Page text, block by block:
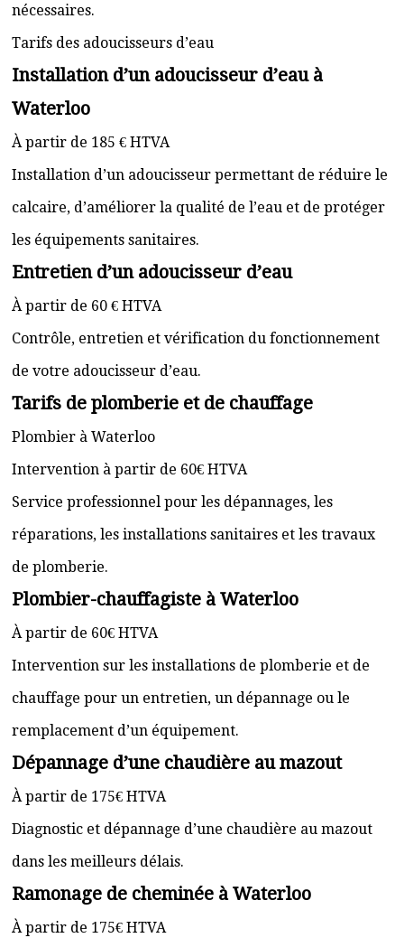
nécessaires.
Tarifs des adoucisseurs d’eau
Installation d’un adoucisseur d’eau à
Waterloo
À partir de 185 € HTVA
Installation d’un adoucisseur permettant de réduire le
calcaire, d’améliorer la qualité de l’eau et de protéger
les équipements sanitaires.
Entretien d’un adoucisseur d’eau
À partir de 60 € HTVA
Contrôle, entretien et vérification du fonctionnement
de votre adoucisseur d’eau.
Tarifs de plomberie et de chauffage
Plombier à Waterloo
Intervention à partir de 60€ HTVA
Service professionnel pour les dépannages, les
réparations, les installations sanitaires et les travaux
de plomberie.
Plombier-chauffagiste à Waterloo
À partir de 60€ HTVA
Intervention sur les installations de plomberie et de
chauffage pour un entretien, un dépannage ou le
remplacement d’un équipement.
Dépannage d’une chaudière au mazout
À partir de 175€ HTVA
Diagnostic et dépannage d’une chaudière au mazout
dans les meilleurs délais.
Ramonage de cheminée à Waterloo
À partir de 175€ HTVA